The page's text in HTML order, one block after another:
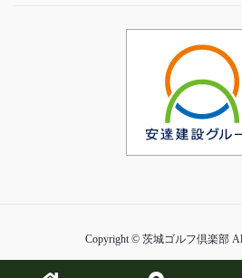
Copyright © 茨城ゴルフ倶楽部